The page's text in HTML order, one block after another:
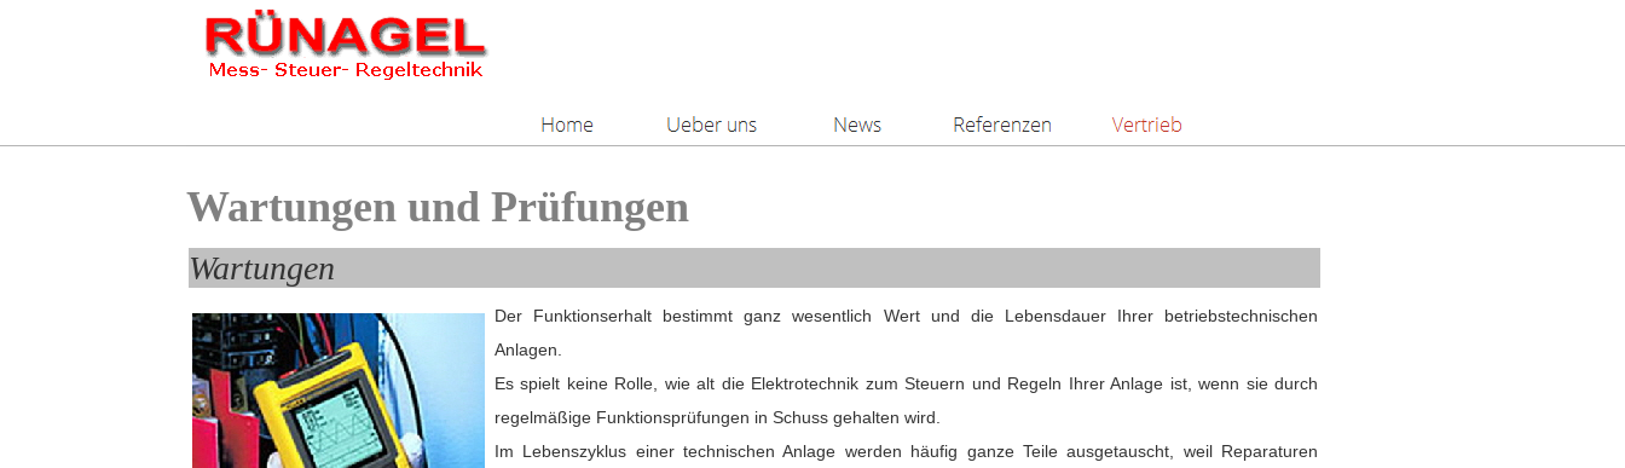
Wartungen und Prüfungen
Wartungen
Der Funktionserhalt bestimmt ganz wesentlich Wert und die Lebensdauer Ihrer betriebstechnischen
Anlagen.
Es spielt keine Rolle, wie alt die Elektrotechnik zum Steuern und Regeln Ihrer Anlage ist, wenn sie durch
regelmäßige Funktionsprüfungen in Schuss gehalten wird.
Im Lebenszyklus einer technischen Anlage werden häufig ganze Teile ausgetauscht, weil Reparaturen